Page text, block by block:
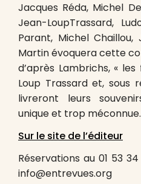
Jacques Réda, Michel
Jean-LoupTrassard,
Parant, Michel Chaillou,
Martin évoquera cette
d’après Lambrichs, «
Loup Trassard et, sous
livreront leurs
unique et trop méconnue.
Sur le site de l’éditeur
Réservations au 01 53
info@entrevues.org